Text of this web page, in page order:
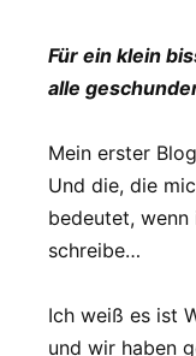
Für ein klein
alle
Mein erster
Und die, die
bedeutet,
schreibe…
Ich weiß es ist
und wir haben